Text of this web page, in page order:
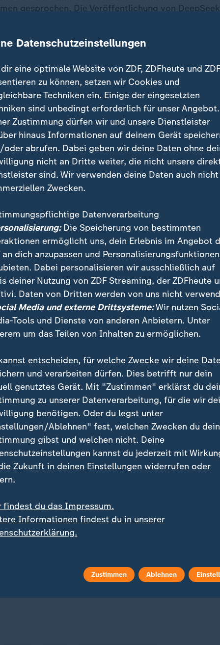
gesprochen. Die Veröffentlichung von
Industrien, dass wir im Wettbewerb
sagte Trump am Montag (Ortszeit) bei
Kongressabgeordneten in Miami.
ausgehende Schock könne aber auch positive
haben, da es gezwungen sei, mit weniger hohen
fuhr der Republikaner fort.
sagen, das könnte ein Vorteil
Präsident
überholt ChatGPT
die DeepSeek-App die weltweit führende KI-
OpenAI bei der Zahl der Downloads im App-
Tagen hatte es Berichte gegeben,
seiner Leistungsfähigkeit mit der KI-Software der US-
auf gleicher Höhe sei.
KI-Modell löst Börsenbeben aus
China: Nvidia-Aktie erleidet Rekordsturz
im chinesischen Hangzhou gegründete Firma
5,6 Millionen Dollar für die Entwicklung ihres
Milliardeninvestitionen von US-Technologieriesen
diesem Bereich.
gigantisches KI-Projekt an
büßte infolge des DeepSeek-Aufschwungs in
an der New Yorker Wall Street um fast 17
(563 Milliarden Euro) an Marktwert des Mikrochip-
nach seinem Amtsantritt vor einer Woche ein
angekündigt, das nach seinen Angaben in den
"mindestens 500 Milliarden Dollar" in den USA
Datenschutzeinstellungen
eine optimale Website von ZDF, ZDFheute und
zu können, setzen wir Cookies und
Techniken ein. Einige der eingesetzten
sind unbedingt erforderlich für unser
Zustimmung dürfen wir und unsere Dienstleister
hinaus Informationen auf deinem Gerät
oder abrufen. Dabei geben wir deine Daten ohne
nicht an Dritte weiter, die nicht unsere
sind. Wir verwenden deine Daten auch nicht
Zwecken.
Datenverarbeitung
Die Speicherung von bestimmten
ermöglicht uns, dein Erlebnis im Angebot
an dich anzupassen und Personalisierungsfunktionen
Dabei personalisieren wir ausschließlich auf
deiner Nutzung von ZDF Streaming, der ZDFheute
Daten von Dritten werden von uns nicht
Media und externe Drittsysteme:Wir nutzen
Tools und Dienste von anderen Anbietern. Unter
um das Teilen von Inhalten zu ermöglichen.
entscheiden, für welche Zwecke wir deine
und verarbeiten dürfen. Dies betrifft nur dein
genutztes Gerät. Mit "Zustimmen" erklärst du
zu unserer Datenverarbeitung, für die wir
benötigen. Oder du legst unter
Ablehnen" fest, welchen Zwecken du
gibst und welchen nicht. Deine
kannst du jederzeit mit
Zukunft in deinen Einstellungen widerrufen oder
findest du das Impressum.
Informationen findest du in unserer
Zustimmen Ablehnen